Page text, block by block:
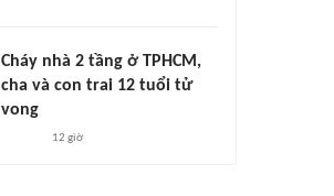
Cháy nhà 2 tầng ở TPHCM,
cha và con trai 12 tuổi tử
vong
12 giờ